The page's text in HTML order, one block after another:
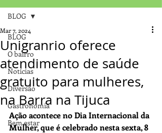
BLOG
O bairro
Notícias
Diversão
Gastronomia
Bem estar
BLOG
Unigranrio oferece
atendimento de saúde
gratuito para mulheres,
na Barra na Tijuca
Mar 7, 2024
Ação acontece no Dia Internacional da
Mulher, que é celebrado nesta sexta, 8